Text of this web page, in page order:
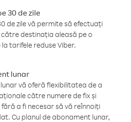
30 de zile
de zile vă permite să efectuați
destinația aleasă pe o
tarifele reduse Viber.
lunar
vă oferă flexibilitatea de a
către numere de fix și
a fi necesar să vă reînnoiți
Cu planul de abonament lunar,